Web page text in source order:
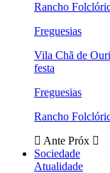
Rancho
Freguesias
Vila Chã de
festa
Freguesias
Rancho
Ante Próx
Sociedade
Atualidade